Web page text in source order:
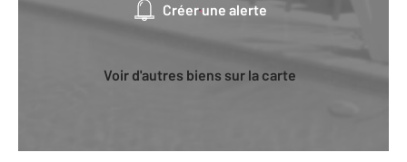
Créer une alerte
Voir d'autres biens sur la carte